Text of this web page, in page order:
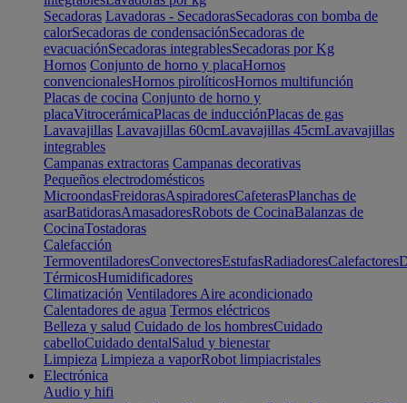
Secadoras Lavadoras - SecadorasSecadoras con bomba de
calorSecadoras de condensaciónSecadoras de
evacuaciónSecadoras integrablesSecadoras por Kg
Hornos Conjunto de horno y placaHornos
convencionalesHornos pirolíticosHornos multifunción
Placas de cocina Conjunto de horno y
placaVitrocerámicaPlacas de inducciónPlacas de gas
Lavavajillas Lavavajillas 60cmLavavajillas 45cmLavavajillas
integrables
Campanas extractoras Campanas decorativas
Pequeños electrodomésticos
MicroondasFreidorasAspiradoresCafeterasPlanchas de
asarBatidorasAmasadoresRobots de CocinaBalanzas de
CocinaTostadoras
Calefacción
TermoventiladoresConvectoresEstufasRadiadoresCalefactores
TérmicosHumidificadores
Climatización Ventiladores Aire acondicionado
Calentadores de agua Termos eléctricos
Belleza y salud Cuidado de los hombresCuidado
cabelloCuidado dentalSalud y bienestar
Limpieza Limpieza a vaporRobot limpiacristales
Electrónica
Audio y hifi